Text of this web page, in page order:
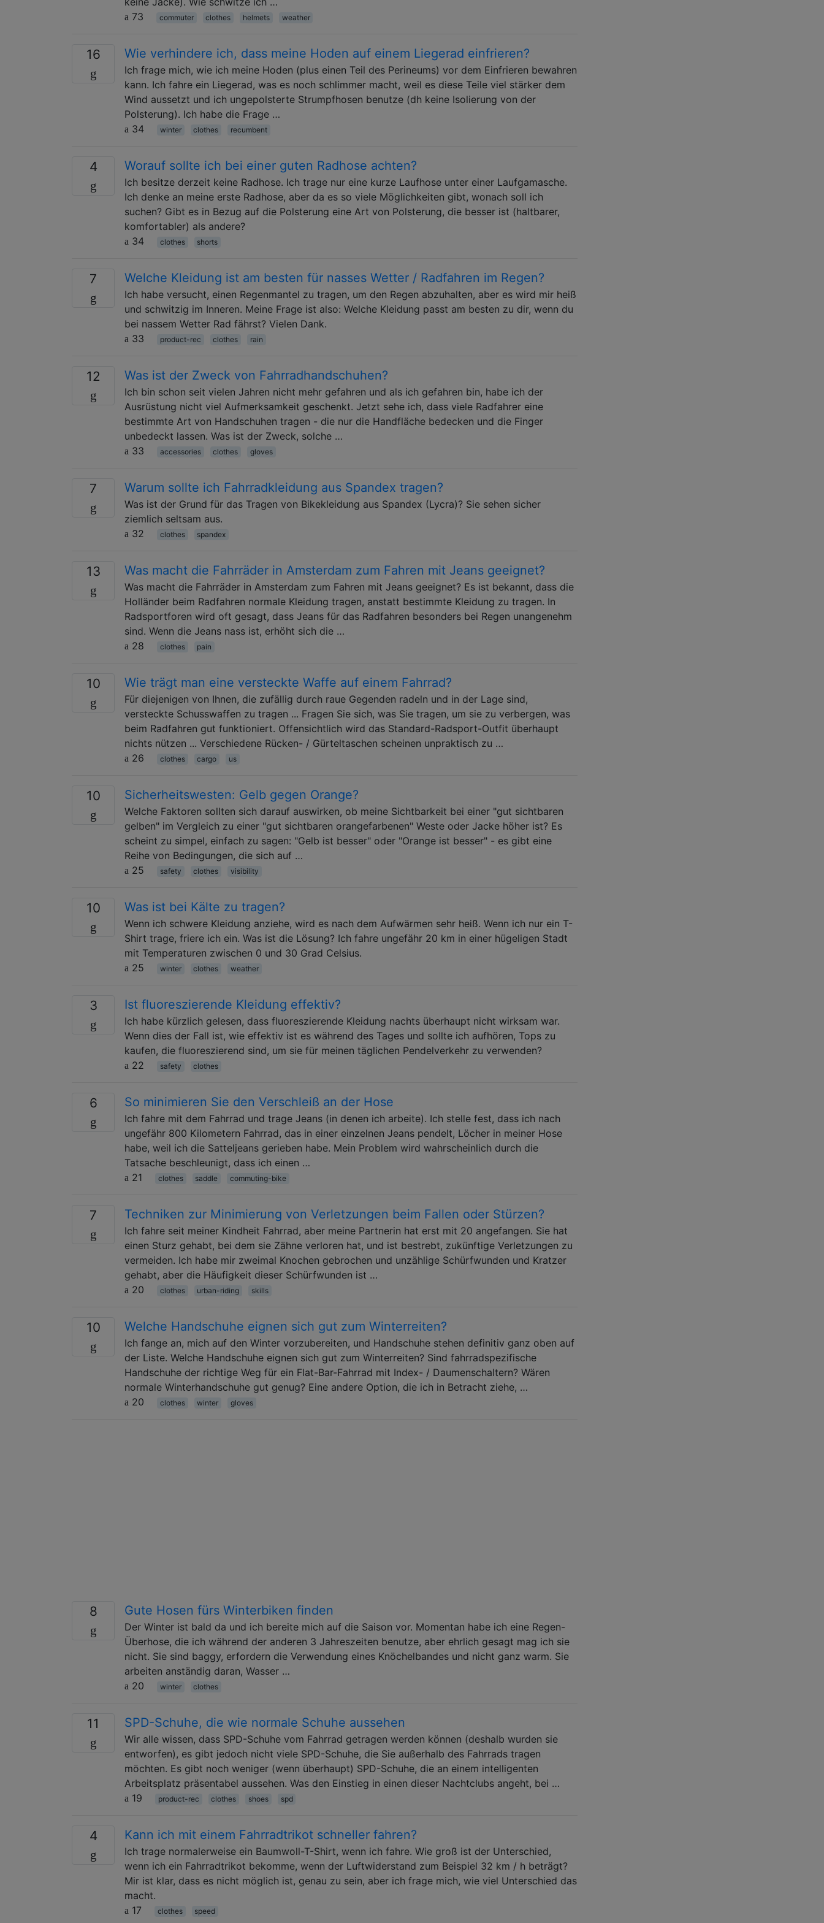
73
commuter clothes helmets weather
16 Wie verhindere ich, dass meine Hoden auf einem Liegerad einfrieren?
Ich frage mich, wie ich meine Hoden (plus einen Teil des Perineums) vor dem Einfrieren bewahren
kann. Ich fahre ein Liegerad, was es noch schlimmer macht, weil es diese Teile viel stärker dem
Wind aussetzt und ich ungepolsterte Strumpfhosen benutze (dh keine Isolierung von der
Polsterung). Ich habe die Frage …
34
winter clothes recumbent
4 Worauf sollte ich bei einer guten Radhose achten?
Ich besitze derzeit keine Radhose. Ich trage nur eine kurze Laufhose unter einer Laufgamasche.
Ich denke an meine erste Radhose, aber da es so viele Möglichkeiten gibt, wonach soll ich
suchen? Gibt es in Bezug auf die Polsterung eine Art von Polsterung, die besser ist (haltbarer,
komfortabler) als andere?
34
clothes shorts
7 Welche Kleidung ist am besten für nasses Wetter / Radfahren im Regen?
Ich habe versucht, einen Regenmantel zu tragen, um den Regen abzuhalten, aber es wird mir heiß
und schwitzig im Inneren. Meine Frage ist also: Welche Kleidung passt am besten zu dir, wenn du
bei nassem Wetter Rad fährst? Vielen Dank.
33
product-rec clothes rain
12 Was ist der Zweck von Fahrradhandschuhen?
Ich bin schon seit vielen Jahren nicht mehr gefahren und als ich gefahren bin, habe ich der
Ausrüstung nicht viel Aufmerksamkeit geschenkt. Jetzt sehe ich, dass viele Radfahrer eine
bestimmte Art von Handschuhen tragen - die nur die Handfläche bedecken und die Finger
unbedeckt lassen. Was ist der Zweck, solche …
33
accessories clothes gloves
7 Warum sollte ich Fahrradkleidung aus Spandex tragen?
Was ist der Grund für das Tragen von Bikekleidung aus Spandex (Lycra)? Sie sehen sicher
ziemlich seltsam aus.
32
clothes spandex
13 Was macht die Fahrräder in Amsterdam zum Fahren mit Jeans geeignet?
Was macht die Fahrräder in Amsterdam zum Fahren mit Jeans geeignet? Es ist bekannt, dass die
Holländer beim Radfahren normale Kleidung tragen, anstatt bestimmte Kleidung zu tragen. In
Radsportforen wird oft gesagt, dass Jeans für das Radfahren besonders bei Regen unangenehm
sind. Wenn die Jeans nass ist, erhöht sich die …
28
clothes pain
10 Wie trägt man eine versteckte Waffe auf einem Fahrrad?
Für diejenigen von Ihnen, die zufällig durch raue Gegenden radeln und in der Lage sind,
versteckte Schusswaffen zu tragen ... Fragen Sie sich, was Sie tragen, um sie zu verbergen, was
beim Radfahren gut funktioniert. Offensichtlich wird das Standard-Radsport-Outfit überhaupt
nichts nützen ... Verschiedene Rücken- / Gürteltaschen scheinen unpraktisch zu …
26
clothes cargo us
10 Sicherheitswesten: Gelb gegen Orange?
Welche Faktoren sollten sich darauf auswirken, ob meine Sichtbarkeit bei einer "gut sichtbaren
gelben" im Vergleich zu einer "gut sichtbaren orangefarbenen" Weste oder Jacke höher ist? Es
scheint zu simpel, einfach zu sagen: "Gelb ist besser" oder "Orange ist besser" - es gibt eine
Reihe von Bedingungen, die sich auf …
25
safety clothes visibility
10 Was ist bei Kälte zu tragen?
Wenn ich schwere Kleidung anziehe, wird es nach dem Aufwärmen sehr heiß. Wenn ich nur ein T-
Shirt trage, friere ich ein. Was ist die Lösung? Ich fahre ungefähr 20 km in einer hügeligen Stadt
mit Temperaturen zwischen 0 und 30 Grad Celsius.
25
winter clothes weather
3 Ist fluoreszierende Kleidung effektiv?
Ich habe kürzlich gelesen, dass fluoreszierende Kleidung nachts überhaupt nicht wirksam war.
Wenn dies der Fall ist, wie effektiv ist es während des Tages und sollte ich aufhören, Tops zu
kaufen, die fluoreszierend sind, um sie für meinen täglichen Pendelverkehr zu verwenden?
22
safety clothes
6 So minimieren Sie den Verschleiß an der Hose
Ich fahre mit dem Fahrrad und trage Jeans (in denen ich arbeite). Ich stelle fest, dass ich nach
ungefähr 800 Kilometern Fahrrad, das in einer einzelnen Jeans pendelt, Löcher in meiner Hose
habe, weil ich die Satteljeans gerieben habe. Mein Problem wird wahrscheinlich durch die
Tatsache beschleunigt, dass ich einen …
21
clothes saddle commuting-bike
7 Techniken zur Minimierung von Verletzungen beim Fallen oder Stürzen?
Ich fahre seit meiner Kindheit Fahrrad, aber meine Partnerin hat erst mit 20 angefangen. Sie hat
einen Sturz gehabt, bei dem sie Zähne verloren hat, und ist bestrebt, zukünftige Verletzungen zu
vermeiden. Ich habe mir zweimal Knochen gebrochen und unzählige Schürfwunden und Kratzer
gehabt, aber die Häufigkeit dieser Schürfwunden ist …
20
clothes urban-riding skills
10 Welche Handschuhe eignen sich gut zum Winterreiten?
Ich fange an, mich auf den Winter vorzubereiten, und Handschuhe stehen definitiv ganz oben auf
der Liste. Welche Handschuhe eignen sich gut zum Winterreiten? Sind fahrradspezifische
Handschuhe der richtige Weg für ein Flat-Bar-Fahrrad mit Index- / Daumenschaltern? Wären
normale Winterhandschuhe gut genug? Eine andere Option, die ich in Betracht ziehe, …
20
clothes winter gloves
8 Gute Hosen fürs Winterbiken finden
Der Winter ist bald da und ich bereite mich auf die Saison vor. Momentan habe ich eine Regen-
Überhose, die ich während der anderen 3 Jahreszeiten benutze, aber ehrlich gesagt mag ich sie
nicht. Sie sind baggy, erfordern die Verwendung eines Knöchelbandes und nicht ganz warm. Sie
arbeiten anständig daran, Wasser …
20
winter clothes
11 SPD-Schuhe, die wie normale Schuhe aussehen
Wir alle wissen, dass SPD-Schuhe vom Fahrrad getragen werden können (deshalb wurden sie
entworfen), es gibt jedoch nicht viele SPD-Schuhe, die Sie außerhalb des Fahrrads tragen
möchten. Es gibt noch weniger (wenn überhaupt) SPD-Schuhe, die an einem intelligenten
Arbeitsplatz präsentabel aussehen. Was den Einstieg in einen dieser Nachtclubs angeht, bei …
19
product-rec clothes shoes spd
4 Kann ich mit einem Fahrradtrikot schneller fahren?
Ich trage normalerweise ein Baumwoll-T-Shirt, wenn ich fahre. Wie groß ist der Unterschied,
wenn ich ein Fahrradtrikot bekomme, wenn der Luftwiderstand zum Beispiel 32 km / h beträgt?
Mir ist klar, dass es nicht möglich ist, genau zu sein, aber ich frage mich, wie viel Unterschied das
macht.
17
clothes speed